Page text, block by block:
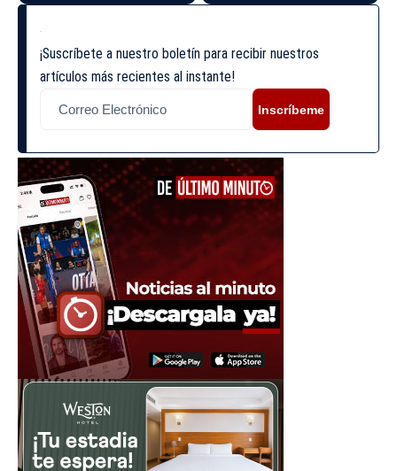
¡Suscríbete a nuestro boletín para recibir nuestros
artículos más recientes al instante!
Inscríbeme